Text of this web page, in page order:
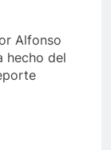
Alfonso
hecho del